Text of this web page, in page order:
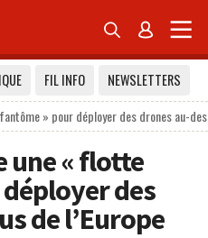
 
FIL INFO
NEWSLETTERS
» pour déployer des drones au-
une « flotte
des
de l’Europe